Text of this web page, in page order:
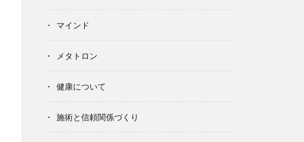
マインド
メタトロン
健康について
施術と信頼関係づくり